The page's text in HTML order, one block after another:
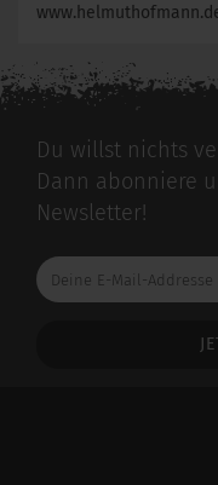
Du willst nichts
Dann abonniere
Newsletter!
Deine
E-